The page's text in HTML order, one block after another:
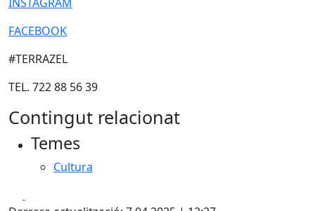
FACEBOOK
#TERRAZEL
TEL. 722 88 56 39
Contingut relacionat
Temes
Cultura